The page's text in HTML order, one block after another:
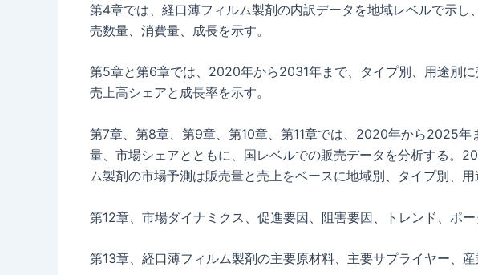
第4章では、経口薄フィルム製剤の内訳データを地域レベルで示
売数量、消費量、成長を示す。
第5章と第6章では、2020年から2031年まで、タイプ別、用途別
売上高シェアと成長率を示す。
第7章、第8章、第9章、第10章、第11章では、2020年から2025年
量、市場シェアとともに、国レベルでの販売データを分析する。
ム製剤の市場予測は販売量と売上をベースに地域別、タイプ別、用
第12章、市場ダイナミクス、促進要因、阻害要因、トレンド、ポー
第13章、経口薄フィルム製剤の主要原材料、主要サプライヤー、産